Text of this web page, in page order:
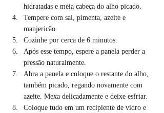
hidratadas e meia cabeça do alho picado.
Tempere com sal, pimenta, azeite e
manjericão.
Cozinhe por cerca de 6 minutos.
Após esse tempo, espere a panela perder a
pressão naturalmente.
Abra a panela e coloque o restante do alho,
também picado, regando novamente com
azeite. Mexa delicadamente e deixe esfriar.
Coloque tudo em um recipiente de vidro e